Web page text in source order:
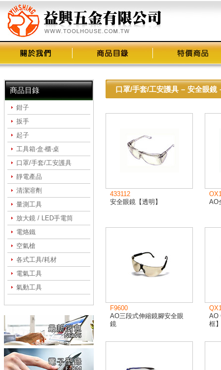
商品目錄
鉗子
扳手
起子
工具箱‧盒‧櫃‧桌
口罩/手套/工安護具
靜電產品
清潔溶劑
量測工具
放大鏡 / LED手電筒
電烙鐵
空氣槍
各式工具/耗材
電氣工具
氣動工具
口罩/手套/工安護具 – 安全眼鏡
433112
安全眼鏡【透明】
AO
F9600
AO三段式伸縮鏡腳安全眼
鏡
AO
框